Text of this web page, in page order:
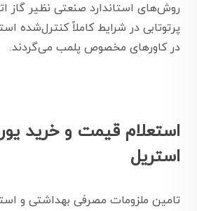
پرتوتابی در شرایط کاملاً کنترل‌شده
در کاورهای مخصوص پلمب می‌گردند.
استعلام قیمت و خرید
استریل
تامین ملزومات مصرفی بهداشتی و